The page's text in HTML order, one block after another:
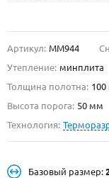
О НАС
Металлические двери
НАЙТИ:
Артикул: ММ944
Утепление: минплита
Толщина полотна:
Высота порога: 50 мм
Технология:
Базовый размер: